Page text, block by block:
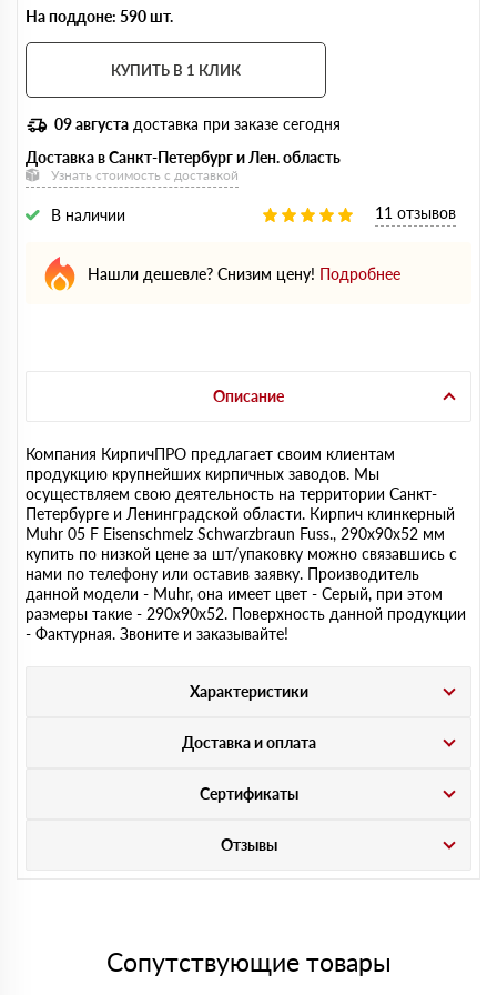
На поддоне: 590 шт.
КУПИТЬ В 1 КЛИК
09 августа доставка при заказе сегодня
Доставка в Санкт-Петербург и Лен. область
Узнать стоимость с доставкой
В наличии 11 отзывов
Нашли дешевле? Снизим цену! Подробнее
Описание
Компания КирпичПРО предлагает своим клиентам
продукцию крупнейших кирпичных заводов. Мы
осуществляем свою деятельность на территории Санкт-
Петербурге и Ленинградской области. Кирпич клинкерный
Muhr 05 F Eisenschmelz Schwarzbraun Fuss., 290х90х52 мм
купить по низкой цене за шт/упаковку можно связавшись с
нами по телефону или оставив заявку. Производитель
данной модели - Muhr, она имеет цвет - Серый, при этом
размеры такие - 290х90х52. Поверхность данной продукции
- Фактурная. Звоните и заказывайте!
Характеристики
Доставка и оплата
Сертификаты
Отзывы
Сопутствующие товары